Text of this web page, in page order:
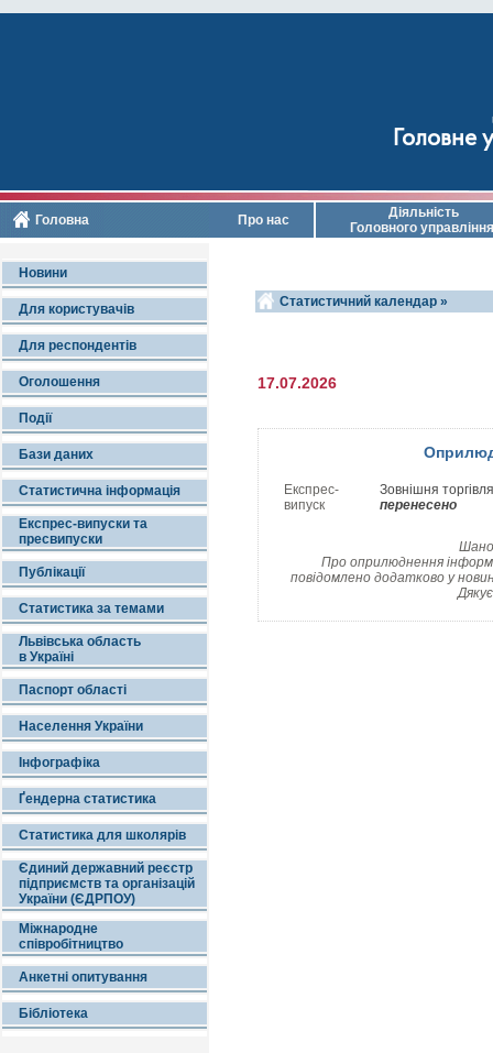
Головне
Головна Про нас
Діяльність
Головного управління
Новини
Для користувачів
Для респондентів
Оголошення
Події
Бази даних
Статистична інформація
Експрес-випуски та
пресвипуски
Публікації
Статистика за темами
Львівська область
в Україні
Паспорт області
Населення України
Інфографіка
Ґендерна статистика
Статистика для школярів
Єдиний державний реєстр
підприємств та організацій
України (ЄДРПОУ)
Міжнародне
співробітництво
Анкетні опитування
Бібліотека
Статистичний календар »
17.07.2026
Експрес-
випуск
Зовнішня
перенесено
Про оприлюднення
повідомлено додатково у